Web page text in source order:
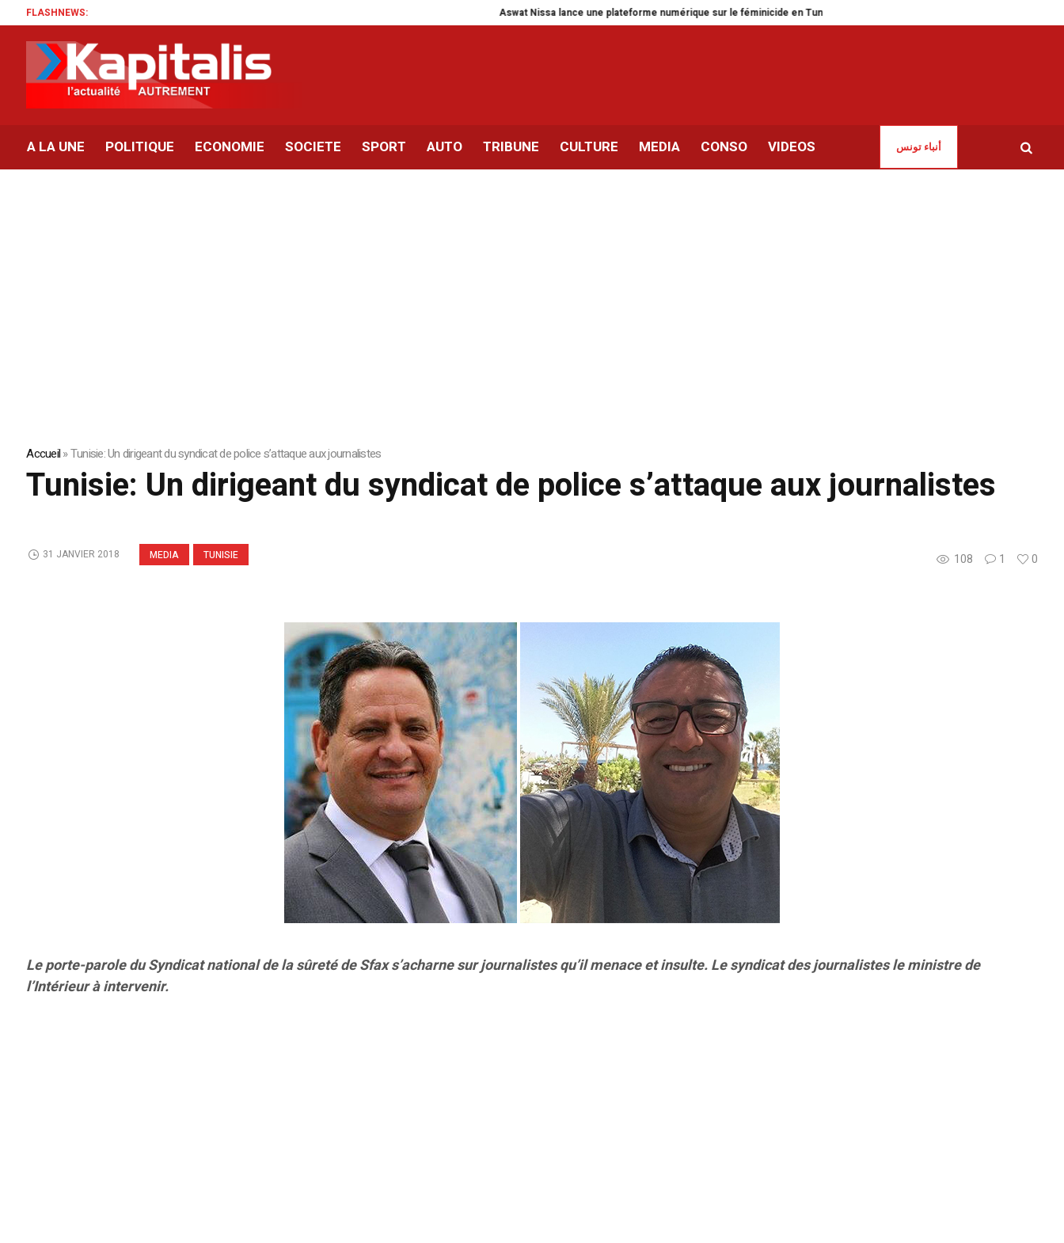
FLASHNEWS: Aswat Nissa lance une plateforme numérique sur le féminicide en Tunisie Tunisie | Inquiétude dans le secteur du marbre et du
A LA UNE POLITIQUE ECONOMIE SOCIETE SPORT AUTO TRIBUNE CULTURE MEDIA CONSO VIDEOS أنباء تونس
Accueil»Tunisie: Un dirigeant du syndicat de police s’attaque aux journalistes
Tunisie: Un dirigeant du syndicat de police s’attaque aux journalistes
MEDIA TUNISIE 108 1 0
31 JANVIER 2018
Le porte-parole du Syndicat national de la sûreté de Sfax s’acharne sur journalistes qu’il menace et insulte. Le syndicat des journalistes le ministre de
l’Intérieur à intervenir.